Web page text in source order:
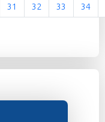
Stranica 37 od 37
31 32 33 34